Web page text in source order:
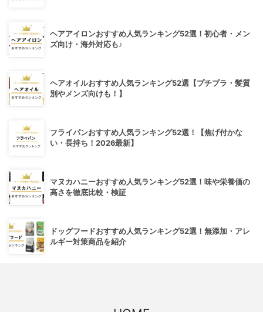
ヘアアイロンおすすめ人気ランキング52選！初心者・メン
ズ向け・海外対応も♪
ヘアオイルおすすめ人気ランキング52選【プチプラ・髪質
別やメンズ向けも！】
フライパンおすすめ人気ランキング52選！【焦げ付かな
い・長持ち！2026最新】
マヌカハニーおすすめ人気ランキング52選！味や栄養価の
高さを徹底比較・検証
ドッグフードおすすめ人気ランキング52選！無添加・アレ
ルギー対策商品を紹介